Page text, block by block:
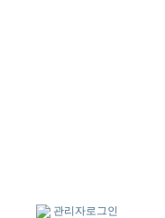
관리자로그인